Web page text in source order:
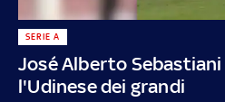
José Alberto
l'Udinese dei grandi
SERIE A